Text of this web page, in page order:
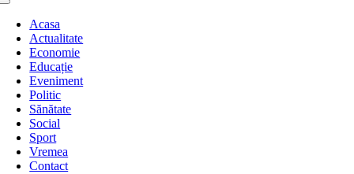
Toggle
NavigationAcasa
Actualitate
Economie
Educație
Eveniment
Politic
Sănătate
Social
Sport
Vremea
Contact